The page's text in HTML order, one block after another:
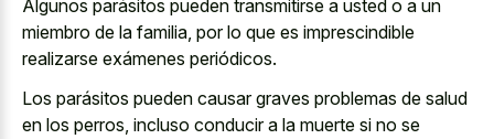
Algunos parásitos pueden transmitirse a usted o a un
miembro de la familia, por lo que es imprescindible
realizarse exámenes periódicos.
Los parásitos pueden causar graves problemas de salud
en los perros, incluso conducir a la muerte si no se